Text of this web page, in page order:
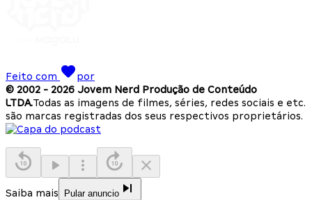
Feito com
por
© 2002 - 2026 Jovem Nerd Produção de Conteúdo
LTDA.Todas as imagens de filmes, séries, redes sociais e etc.
são marcas registradas dos seus respectivos proprietários.
Saiba mais Pular anuncio